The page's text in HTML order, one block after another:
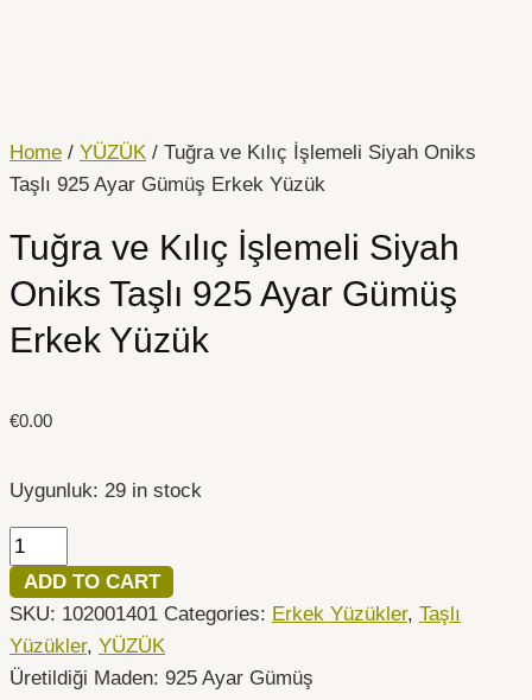
Home / YÜZÜK / Tuğra ve Kılıç İşlemeli Siyah Oniks
Taşlı 925 Ayar Gümüş Erkek Yüzük
Tuğra ve Kılıç İşlemeli Siyah
Oniks Taşlı 925 Ayar Gümüş
Erkek Yüzük
€0.00
Uygunluk: 29 in stock
Siyah
Oniks
925
Gümüş
Erkek
ADD TO CART
SKU: 102001401 Categories: Erkek Yüzükler, Taşlı
Yüzükler, YÜZÜK
Üretildiği Maden: 925 Ayar Gümüş